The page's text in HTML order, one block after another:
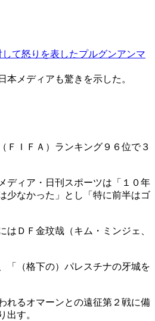
て怒りを表したプルグンアンマ
メディアも驚きを示した。
ＦＩＦＡ）ランキング９６位で３
ディア・日刊スポーツは「１０年
少なかった」とし「特に前半はゴ
ＤＦ金玟哉（キム・ミンジェ、
「（格下の）パレスチナの牙城を
れるオマーンとの遠征第２戦に備
出す。